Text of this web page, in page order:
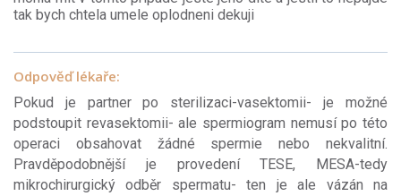
tak bych chtela umele oplodneni dekuji
Odpověď lékaře:
Pokud je partner po sterilizaci-vasektomii- je možné
podstoupit revasektomii- ale spermiogram nemusí po této
operaci obsahovat žádné spermie nebo nekvalitní.
Pravděpodobnější je provedení TESE, MESA-tedy
mikrochirurgický odběr spermatu- ten je ale vázán na